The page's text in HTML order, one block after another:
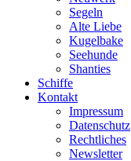
Segeln
Alte Liebe
Kugelbake
Seehunde
Shanties
Schiffe
Kontakt
Impressum
Datenschutz
Rechtliches
Newsletter